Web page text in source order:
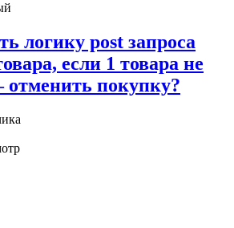
логику post запроса
если 1 товара не
отменить покупку?